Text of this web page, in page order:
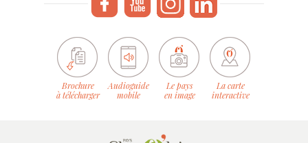
Brochure
à télécharger
Audioguide
mobile
Le pays
en image
La carte
interactive